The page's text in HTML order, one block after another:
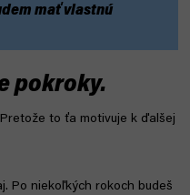
mať vlastnú
pokroky.
to ťa motivuje k ďalšej
Po niekoľkých rokoch budeš